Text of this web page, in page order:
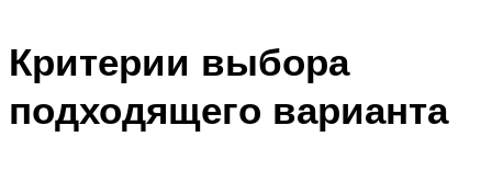
Критерии выбора
подходящего варианта